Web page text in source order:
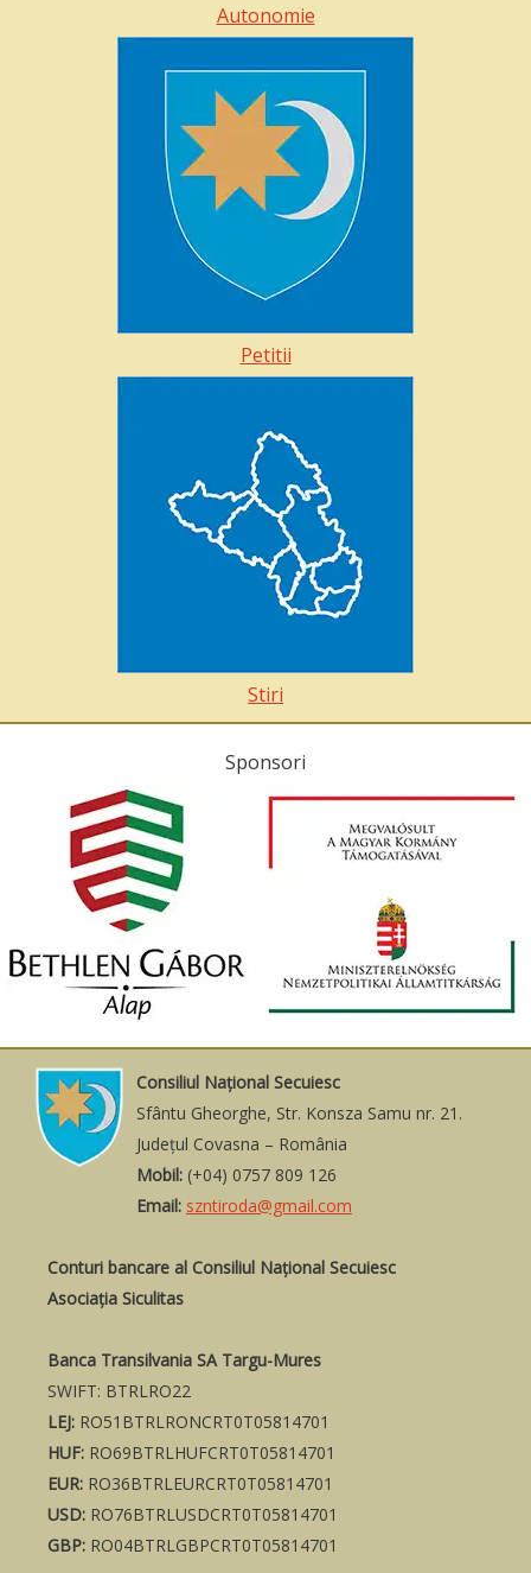
Autonomie
Petitii
Stiri
Sponsori
Consiliul Naţional Secuiesc
Sfântu Gheorghe, Str. Konsza Samu nr. 21.
Judeţul Covasna – România
Mobil: (+04) 0757 809 126
Email: szntiroda@gmail.com
Conturi bancare al Consiliul Național Secuiesc
Asociația Siculitas
Banca Transilvania SA Targu-Mures
SWIFT: BTRLRO22
LEJ: RO51BTRLRONCRT0T05814701
HUF: RO69BTRLHUFCRT0T05814701
EUR: RO36BTRLEURCRT0T05814701
USD: RO76BTRLUSDCRT0T05814701
GBP: RO04BTRLGBPCRT0T05814701